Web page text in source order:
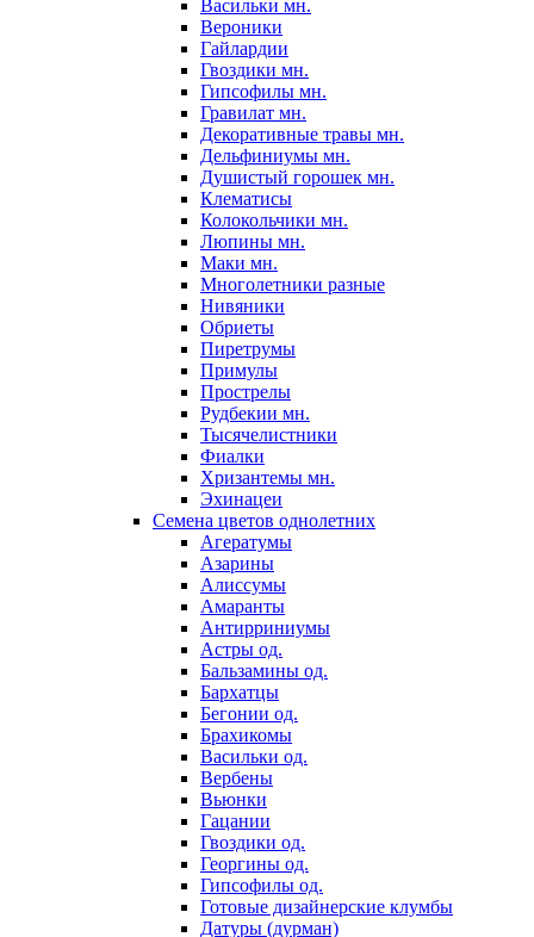
Васильки мн.
Вероники
Гайлардии
Гвоздики мн.
Гипсофилы мн.
Гравилат мн.
Декоративные травы мн.
Дельфиниумы мн.
Душистый горошек мн.
Клематисы
Колокольчики мн.
Люпины мн.
Маки мн.
Многолетники разные
Нивяники
Обриеты
Пиретрумы
Примулы
Прострелы
Рудбекии мн.
Тысячелистники
Фиалки
Хризантемы мн.
Эхинацеи
Семена цветов однолетних
Агератумы
Азарины
Алиссумы
Амаранты
Антирриниумы
Астры од.
Бальзамины од.
Бархатцы
Бегонии од.
Брахикомы
Васильки од.
Вербены
Вьюнки
Гацании
Гвоздики од.
Георгины од.
Гипсофилы од.
Готовые дизайнерские клумбы
Датуры (дурман)